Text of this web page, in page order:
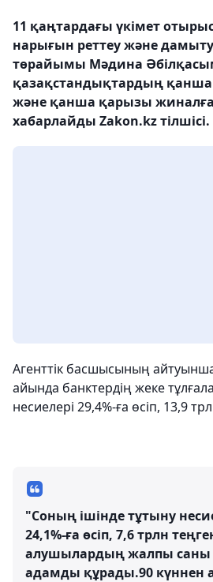
11 қаңтардағы үкімет
нарығын реттеу және дамыту
төрайымы Мәдина
қазақстандықтардың қанша
және қанша қарызы
хабарлайды Zakon.kz тілшісі.
Агенттік басшысының
айында банктердің жеке
несиелері 29,4%-ға өсіп, 13,9
"Соның ішінде тұтыну
24,1%-ға өсіп, 7,6 трлн
алушылардың жалпы саны
адамды құрады.90 күннен